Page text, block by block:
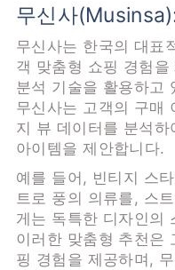
무신사
무신사는 한국의 대표
객 맞춤형 쇼핑 경험
분석 기술을 활용하고
무신사는 고객의 구매
지 뷰 데이터를 분석
아이템을 제안합니다.
예를 들어, 빈티지 스
트로 풍의 의류를, 스
게는 독특한 디자인의
이러한 맞춤형 추천은
핑 경험을 제공하며,